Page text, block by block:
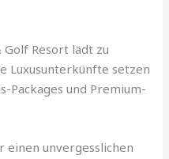
Golf Resort lädt zu
Luxusunterkünfte setzen
Packages und Premium-
einen unvergesslichen